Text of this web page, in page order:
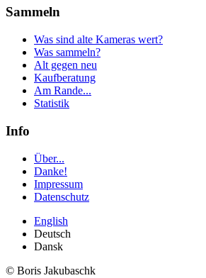
Sammeln
Was sind alte Kameras wert?
Was sammeln?
Alt gegen neu
Kaufberatung
Am Rande...
Statistik
Info
Über...
Danke!
Impressum
Datenschutz
English
Deutsch
Dansk
© Boris Jakubaschk